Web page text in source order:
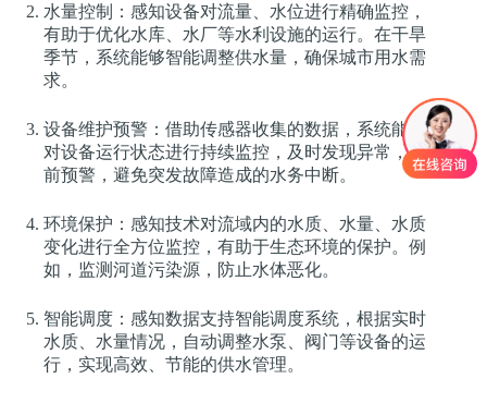
水量控制：感知设备对流量、水位进行精确监控，
有助于优化水库、水厂等水利设施的运行。在干旱
季节，系统能够智能调整供水量，确保城市用水需
求。
设备维护预警：借助传感器收集的数据，系统能够
对设备运行状态进行持续监控，及时发现异常，提
前预警，避免突发故障造成的水务中断。
环境保护：感知技术对流域内的水质、水量、水质
变化进行全方位监控，有助于生态环境的保护。例
如，监测河道污染源，防止水体恶化。
智能调度：感知数据支持智能调度系统，根据实时
水质、水量情况，自动调整水泵、阀门等设备的运
行，实现高效、节能的供水管理。